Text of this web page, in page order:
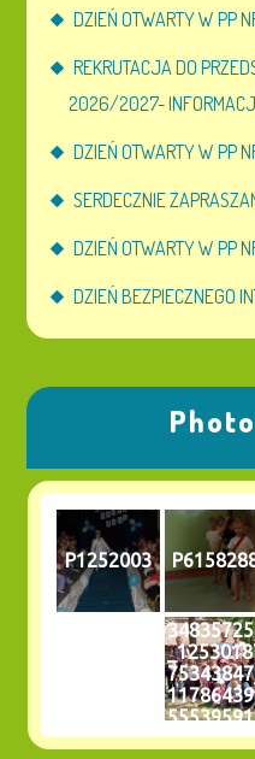
DZIEŃ OTWARTY W PP
REKRUTACJA DO
2026/2027-
DZIEŃ OTWARTY W PP
SERDECZNIE
DZIEŃ OTWARTY W PP
DZIEŃ BEZPIECZNEGO
P1252003
4_n